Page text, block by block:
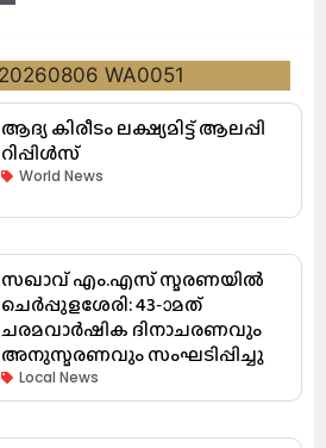
ആദ്യ കിരീടം ലക്ഷ്യമിട്ട് ആലപ്പി
റിപ്പിൾസ്
World News
സഖാവ് എം.എസ് സ്മരണയിൽ
ചെർപ്പുളശേരി: 43-ാമത്
ചരമവാർഷിക ദിനാചരണവും
അനുസ്മരണവും സംഘടിപ്പിച്ചു
Local News